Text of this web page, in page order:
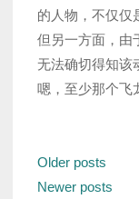
的人物，不仅仅
但另一方面，由
无法确切得知该
嗯，至少那个飞
Posts
navigation
Older posts
Newer posts